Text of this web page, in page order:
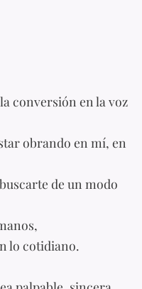
conversión en la voz
obrando en mí, en
de un modo
lo cotidiano.